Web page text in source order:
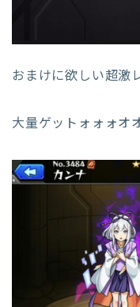
おまけに欲しい超
大量ゲットォォォオ